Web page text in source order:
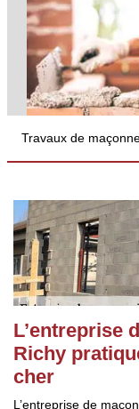
Travaux de
L’entreprise
Richy
cher
L’entreprise de